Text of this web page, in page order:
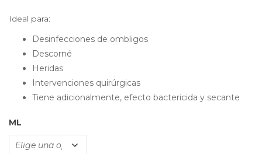
Ideal para:
Desinfecciones de ombligos
Descorné
Heridas
Intervenciones quirúrgicas
Tiene adicionalmente, efecto bactericida y secante
ML